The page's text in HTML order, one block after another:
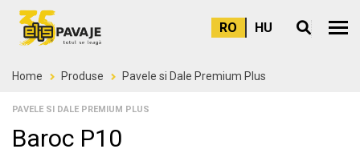
RO HU Meniu
Home Produse Pavele si Dale Premium Plus
PAVELE SI DALE PREMIUM PLUS
Baroc P10